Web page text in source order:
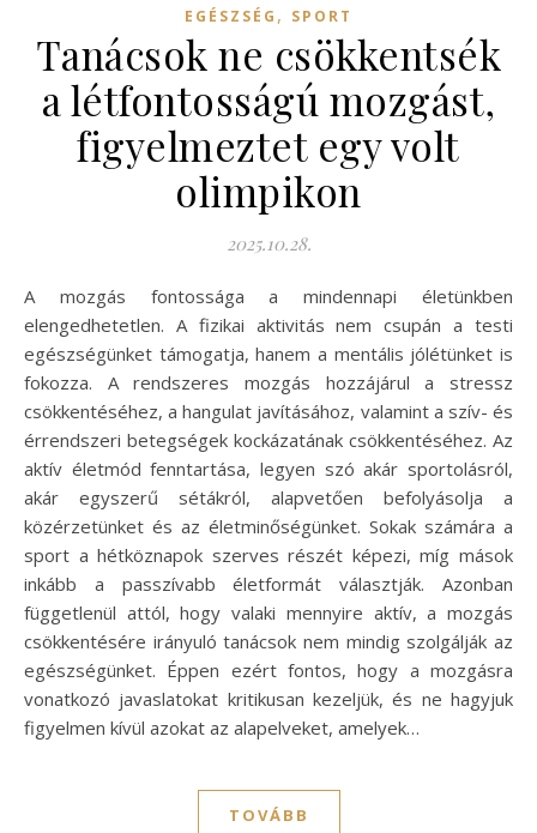
EGÉSZSÉG , SPORT
Tanácsok ne csökkentsék
a létfontosságú mozgást,
figyelmeztet egy volt
olimpikon
2025.10.28.
A mozgás fontossága a mindennapi életünkben
elengedhetetlen. A fizikai aktivitás nem csupán a testi
egészségünket támogatja, hanem a mentális jólétünket is
fokozza. A rendszeres mozgás hozzájárul a stressz
csökkentéséhez, a hangulat javításához, valamint a szív- és
érrendszeri betegségek kockázatának csökkentéséhez. Az
aktív életmód fenntartása, legyen szó akár sportolásról,
akár egyszerű sétákról, alapvetően befolyásolja a
közérzetünket és az életminőségünket. Sokak számára a
sport a hétköznapok szerves részét képezi, míg mások
inkább a passzívabb életformát választják. Azonban
függetlenül attól, hogy valaki mennyire aktív, a mozgás
csökkentésére irányuló tanácsok nem mindig szolgálják az
egészségünket. Éppen ezért fontos, hogy a mozgásra
vonatkozó javaslatokat kritikusan kezeljük, és ne hagyjuk
figyelmen kívül azokat az alapelveket, amelyek…
TOVÁBB